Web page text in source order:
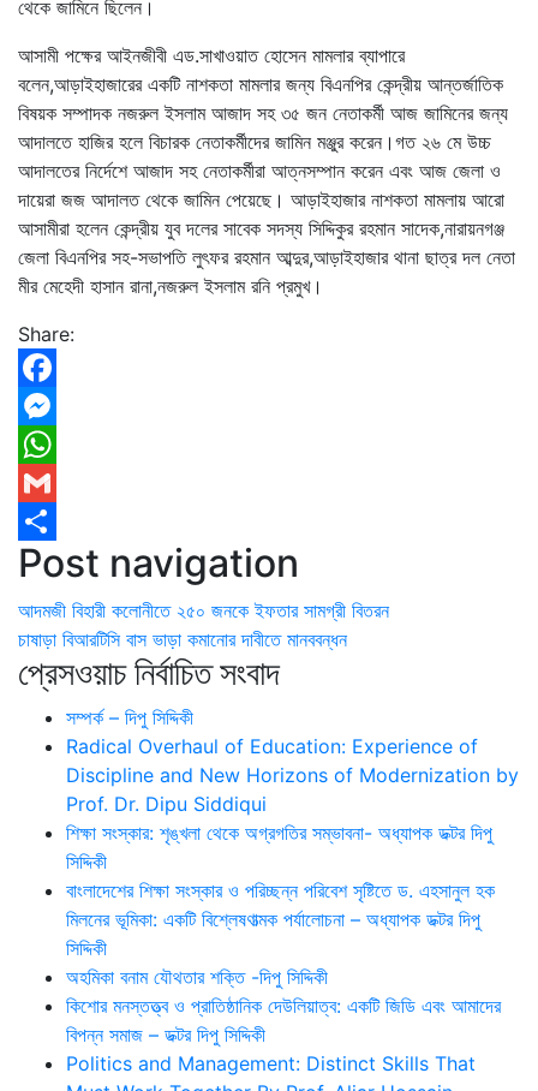
থেকে জামিনে ছিলেন।
আসামী পক্ষের আইনজীবী এড.সাখাওয়াত হোসেন মামলার ব্যাপারে
বলেন,আড়াইহাজারের একটি নাশকতা মামলার জন্য বিএনপির কেন্দ্রীয় আন্তর্জাতিক
বিষয়ক সম্পাদক নজরুল ইসলাম আজাদ সহ ৩৫ জন নেতাকর্মী আজ জামিনের জন্য
আদালতে হাজির হলে বিচারক নেতাকর্মীদের জামিন মঞ্জুর করেন।গত ২৬ মে উচ্চ
আদালতের নির্দেশে আজাদ সহ নেতাকর্মীরা আত্নসম্পান করেন এবং আজ জেলা ও
দায়েরা জজ আদালত থেকে জামিন পেয়েছে। আড়াইহাজার নাশকতা মামলায় আরো
আসামীরা হলেন কেন্দ্রীয় যুব দলের সাবেক সদস্য সিদ্দিকুর রহমান সাদেক,নারায়নগঞ্জ
জেলা বিএনপির সহ-সভাপতি লুৎফর রহমান আব্দুর,আড়াইহাজার থানা ছাত্র দল নেতা
মীর মেহেদী হাসান রানা,নজরুল ইসলাম রনি প্রমুখ।
Share:
Facebook
Messenger
WhatsApp
Gmail
Share
Post navigation
আদমজী বিহারী কলোনীতে ২৫০ জনকে ইফতার সামগ্রী বিতরন
চাষাড়া বিআরটিসি বাস ভাড়া কমানোর দাবীতে মানববন্ধন
প্রেসওয়াচ নির্বাচিত সংবাদ
সম্পর্ক – দিপু সিদ্দিকী
Radical Overhaul of Education: Experience of
Discipline and New Horizons of Modernization by
Prof. Dr. Dipu Siddiqui
শিক্ষা সংস্কার: শৃঙ্খলা থেকে অগ্রগতির সম্ভাবনা- অধ্যাপক ডক্টর দিপু
সিদ্দিকী
বাংলাদেশের শিক্ষা সংস্কার ও পরিচ্ছন্ন পরিবেশ সৃষ্টিতে ড. এহসানুল হক
মিলনের ভূমিকা: একটি বিশ্লেষণাত্মক পর্যালোচনা – অধ্যাপক ডক্টর দিপু
সিদ্দিকী
অহমিকা বনাম যৌথতার শক্তি -দিপু সিদ্দিকী
কিশোর মনস্তত্ত্ব ও প্রাতিষ্ঠানিক দেউলিয়াত্ব: একটি জিডি এবং আমাদের
বিপন্ন সমাজ – ডক্টর দিপু সিদ্দিকী
Politics and Management: Distinct Skills That